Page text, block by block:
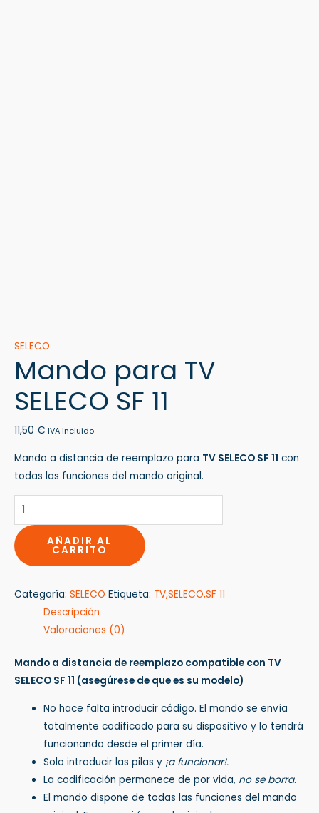
SELECO
Mando para TV
SELECO SF 11
11,50 € IVA incluido
Mando a distancia de reemplazo para TV SELECO SF 11 con
todas las funciones del mando original.
AÑADIR AL
CARRITO
Categoría: SELECO Etiqueta: TV,SELECO,SF 11
Descripción
Valoraciones (0)
Mando a distancia de reemplazo compatible con TV
SELECO SF 11 (asegúrese de que es su modelo)
No hace falta introducir código. El mando se envía
totalmente codificado para su dispositivo y lo tendrá
funcionando desde el primer día.
Solo introducir las pilas y ¡a funcionar!.
La codificación permanece de por vida, no se borra.
El mando dispone de todas las funciones del mando